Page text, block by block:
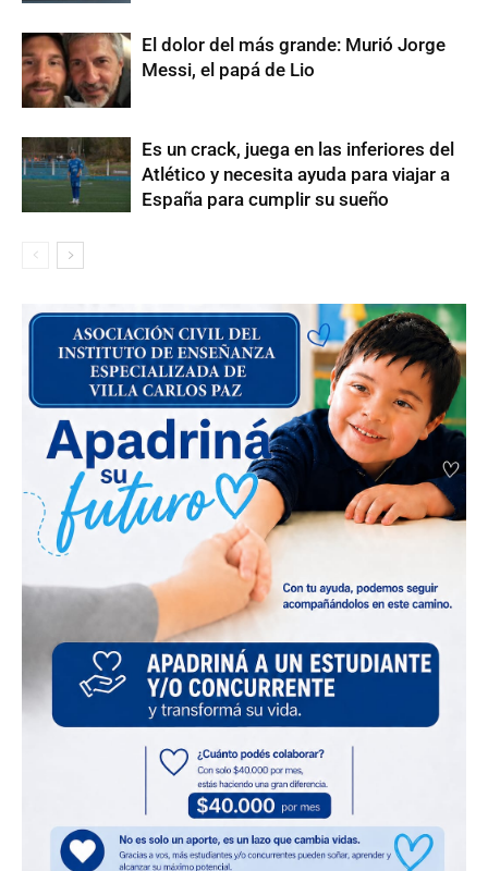
El dolor del más grande: Murió Jorge
Messi, el papá de Lio
Es un crack, juega en las inferiores del
Atlético y necesita ayuda para viajar a
España para cumplir su sueño